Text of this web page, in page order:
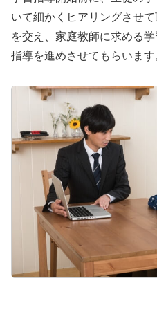
いて細かくヒアリングさせ
を交え、家庭教師に求める
指導を進めさせてもらいます